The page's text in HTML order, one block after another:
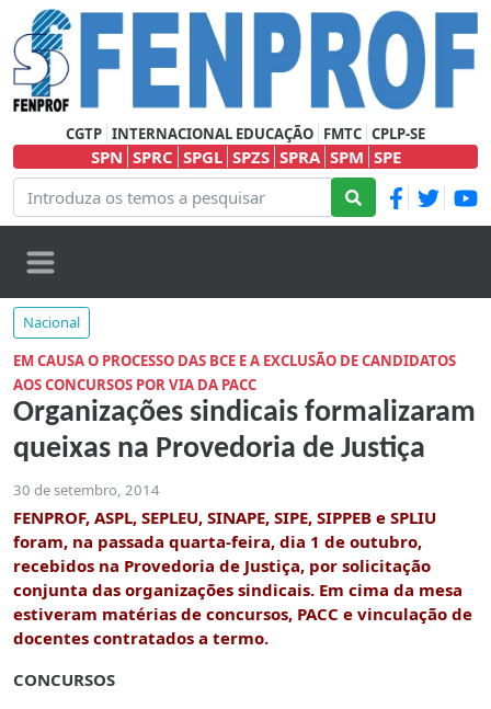
CGTP INTERNACIONAL EDUCAÇÃO FMTC CPLP-SE
SPN SPRC SPGL SPZS SPRA SPM SPE
Nacional
EM CAUSA O PROCESSO DAS BCE E A EXCLUSÃO DE CANDIDATOS
AOS CONCURSOS POR VIA DA PACC
Organizações sindicais formalizaram
queixas na Provedoria de Justiça
30 de setembro, 2014
FENPROF, ASPL, SEPLEU, SINAPE, SIPE, SIPPEB e SPLIU
foram, na passada quarta-feira, dia 1 de outubro,
recebidos na Provedoria de Justiça, por solicitação
conjunta das organizações sindicais. Em cima da mesa
estiveram matérias de concursos, PACC e vinculação de
docentes contratados a termo.
CONCURSOS